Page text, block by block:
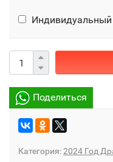
Индивидуальный
Поделиться
Категория:2024 Год